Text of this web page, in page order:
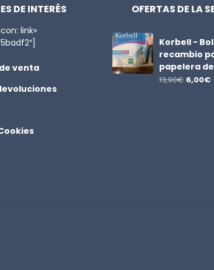
DE INTERÉS
link»
venta
OFERTAS DE LA
Korbell -
recambio
papelera
13,90€ 6,00€